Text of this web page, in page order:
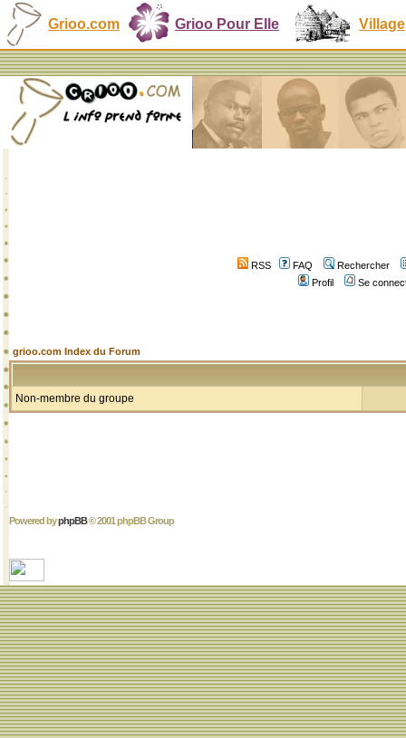
Grioo.com Grioo Pour Elle Village
RSS FAQ
Rechercher
Profil
Se
grioo.com Index du Forum
Non-membre du groupe
Powered byphpBB© 2001 phpBB Group